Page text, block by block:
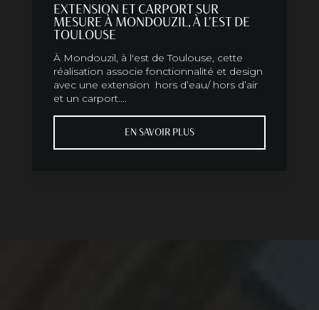
EXTENSION ET CARPORT SUR
MESURE À MONDOUZIL, À L'EST DE
TOULOUSE
À Mondouzil, à l'est de Toulouse, cette
réalisation associe fonctionnalité et design
avec une extension hors d’eau/ hors d’air
et un carport....
EN SAVOIR PLUS